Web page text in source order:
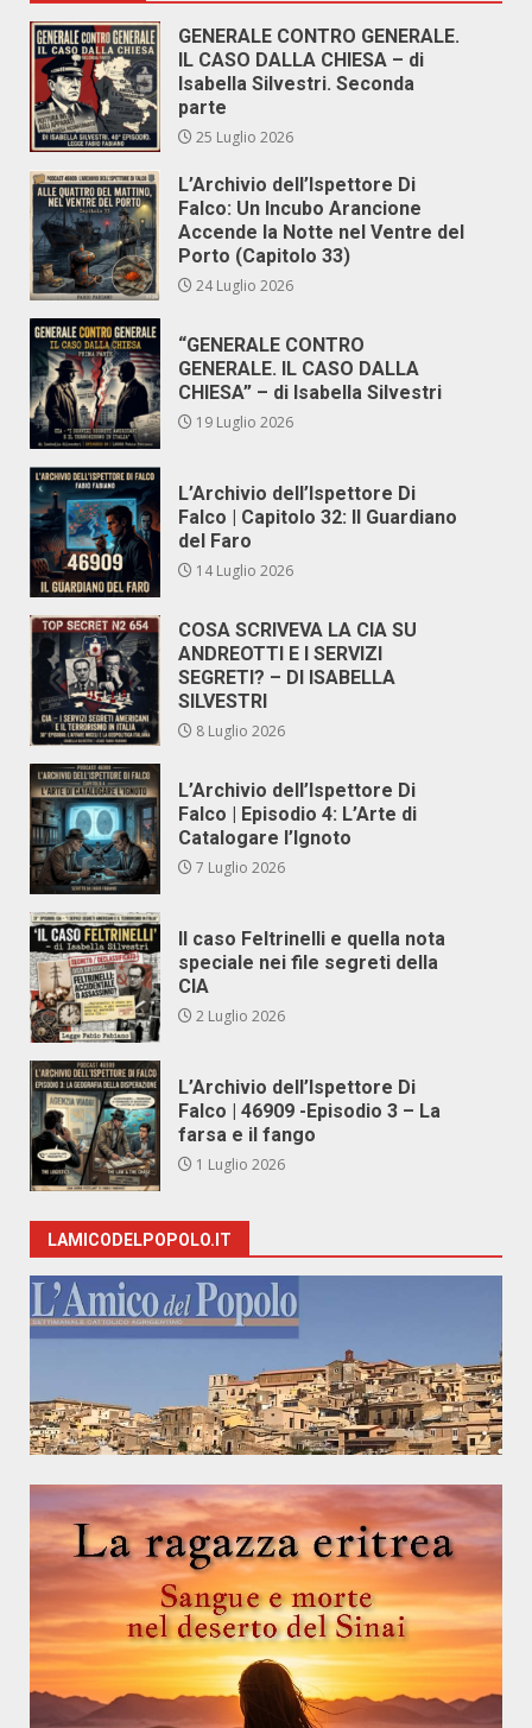
GENERALE CONTRO GENERALE.
IL CASO DALLA CHIESA – di
Isabella Silvestri. Seconda
parte
25 Luglio 2026
L’Archivio dell’Ispettore Di
Falco: Un Incubo Arancione
Accende la Notte nel Ventre del
Porto (Capitolo 33)
24 Luglio 2026
“GENERALE CONTRO
GENERALE. IL CASO DALLA
CHIESA” – di Isabella Silvestri
19 Luglio 2026
L’Archivio dell’Ispettore Di
Falco | Capitolo 32: Il Guardiano
del Faro
14 Luglio 2026
COSA SCRIVEVA LA CIA SU
ANDREOTTI E I SERVIZI
SEGRETI? – DI ISABELLA
SILVESTRI
8 Luglio 2026
L’Archivio dell’Ispettore Di
Falco | Episodio 4: L’Arte di
Catalogare l’Ignoto
7 Luglio 2026
Il caso Feltrinelli e quella nota
speciale nei file segreti della
CIA
2 Luglio 2026
L’Archivio dell’Ispettore Di
Falco | 46909 -Episodio 3 – La
farsa e il fango
1 Luglio 2026
LAMICODELPOPOLO.IT